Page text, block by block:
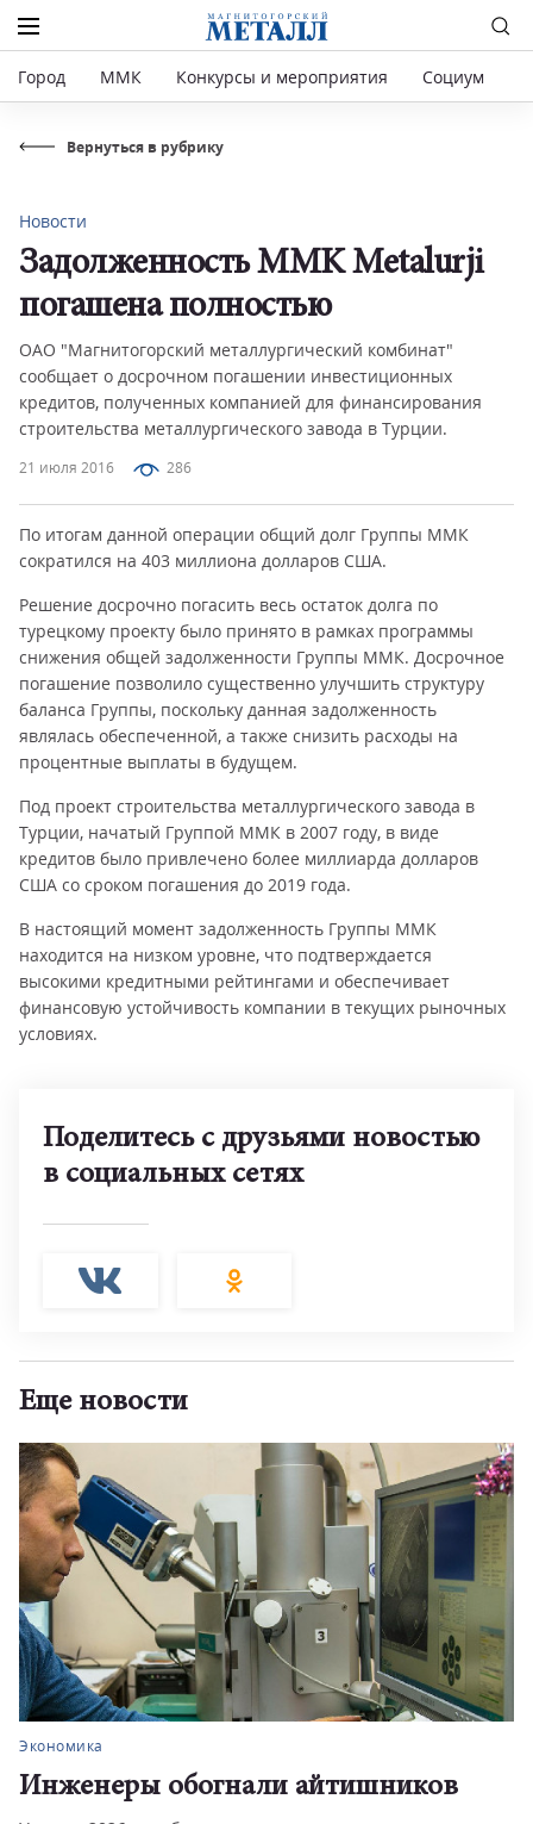
Город ММК Конкурсы и мероприятия Социум
Вернуться в рубрику
21 июля 2016 286
Новости
Задолженность MMK Metalurji
погашена полностью
ОАО "Магнитогорский металлургический комбинат"
сообщает о досрочном погашении инвестиционных
кредитов, полученных компанией для финансирования
строительства металлургического завода в Турции.
По итогам данной операции общий долг Группы ММК
сократился на 403 миллиона долларов США.
Решение досрочно погасить весь остаток долга по
турецкому проекту было принято в рамках программы
снижения общей задолженности Группы ММК. Досрочное
погашение позволило существенно улучшить структуру
баланса Группы, поскольку данная задолженность
являлась обеспеченной, а также снизить расходы на
процентные выплаты в будущем.
Под проект строительства металлургического завода в
Турции, начатый Группой ММК в 2007 году, в виде
кредитов было привлечено более миллиарда долларов
США со сроком погашения до 2019 года.
В настоящий момент задолженность Группы ММК
находится на низком уровне, что подтверждается
высокими кредитными рейтингами и обеспечивает
финансовую устойчивость компании в текущих рыночных
условиях.
Поделитесь с друзьями новостью
в социальных сетях
Еще новости
Двигай по правилам